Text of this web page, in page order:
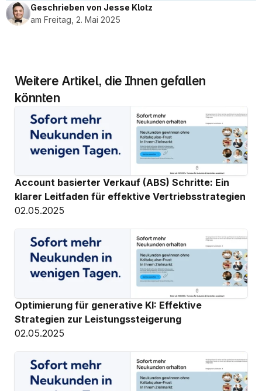
Geschrieben von Jesse Klotz
am Freitag, 2. Mai 2025
Weitere Artikel, die Ihnen gefallen
könnten
Account basierter Verkauf (ABS) Schritte: Ein
klarer Leitfaden für effektive Vertriebsstrategien
02.05.2025
Optimierung für generative KI: Effektive
Strategien zur Leistungssteigerung
02.05.2025